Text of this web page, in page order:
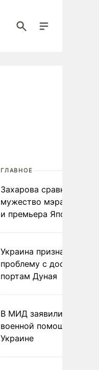
ГЛАВНОЕ
Захарова сравнила
мужество мэра
и премьера Японии
Украина признала
проблему с доступом к
портам Дуная
В МИД заявили о
военной помощи
Украине